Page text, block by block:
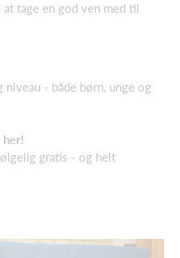
tage en god ven med til
- både børn, unge og
gratis - og helt